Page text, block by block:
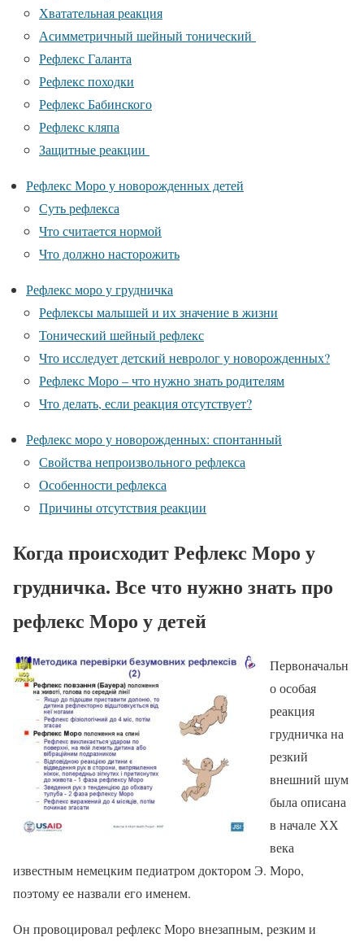
Хватательная реакция
Асимметричный шейный тонический
Рефлекс Галанта
Рефлекс походки
Рефлекс Бабинского
Рефлекс кляпа
Защитные реакции
Рефлекс Моро у новорожденных детей
Суть рефлекса
Что считается нормой
Что должно насторожить
Рефлекс моро у грудничка
Рефлексы малышей и их значение в жизни
Тонический шейный рефлекс
Что исследует детский невролог у новорожденных?
Рефлекс Моро – что нужно знать родителям
Что делать, если реакция отсутствует?
Рефлекс моро у новорожденных: спонтанный
Свойства непроизвольного рефлекса
Особенности рефлекса
Причины отсутствия реакции
Когда происходит Рефлекс Моро у
грудничка. Все что нужно знать про
рефлекс Моро у детей
Первоначальн
о особая
реакция
грудничка на
резкий
внешний шум
была описана
в начале ХХ
века
известным немецким педиатром доктором Э. Моро,
поэтому ее назвали его именем.
Он провоцировал рефлекс Моро внезапным, резким и